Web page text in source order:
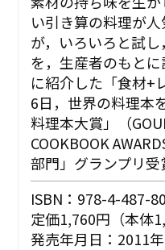
い引き算の料理が
が，いろいろと試
を，生産者のもと
に紹介した「食材+
6日，世界の料理本
料理本大賞」（
COOKBOOK
部門」グランプリ受
ISBN：978-4-487-
定価1,760円（本体
発売年月日：2011